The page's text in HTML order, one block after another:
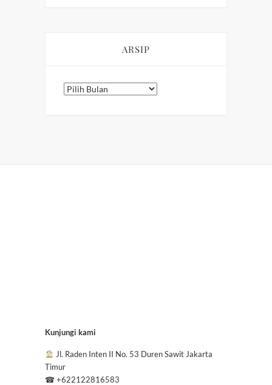
ARSIP
Arsip
Kunjungi kami
Jl. Raden Inten II No. 53 Duren Sawit Jakarta
Timur
☎+622122816583